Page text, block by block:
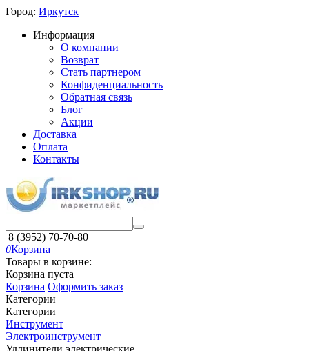
Город: Иркутск
Информация
О компании
Возврат
Стать партнером
Конфиденциальность
Обратная связь
Блог
Акции
Доставка
Оплата
Контакты
8 (3952) 70-70-80
0Корзина
Товары в корзине:
Корзина пуста
Корзина Оформить заказ
Категории
Категории
Инструмент
Электроинструмент
Удлинители электрические